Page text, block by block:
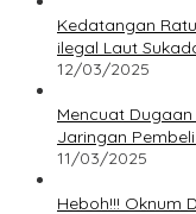
Kedatangan
ilegal Laut
12/03/2025
Mencuat
Jaringan
11/03/2025
Heboh!!! Oknum